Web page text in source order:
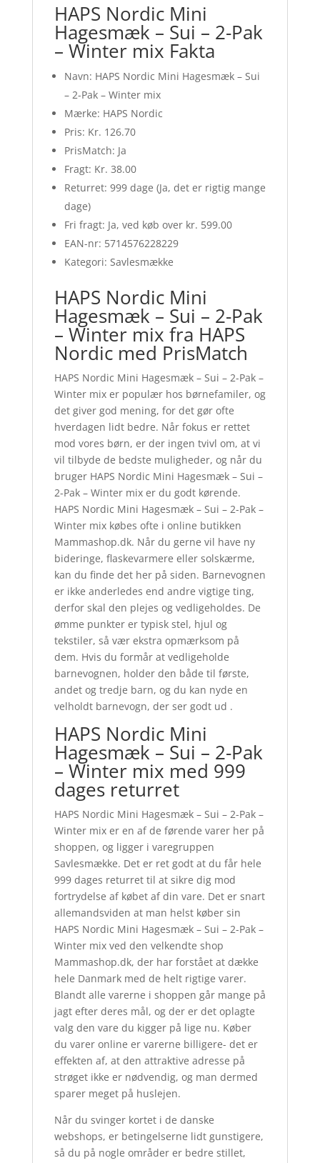
HAPS Nordic Mini
Hagesmæk – Sui – 2-Pak
– Winter mix Fakta
Navn: HAPS Nordic Mini Hagesmæk – Sui
– 2-Pak – Winter mix
Mærke: HAPS Nordic
Pris: Kr. 126.70
PrisMatch: Ja
Fragt: Kr. 38.00
Returret: 999 dage (Ja, det er rigtig mange
dage)
Fri fragt: Ja, ved køb over kr. 599.00
EAN-nr: 5714576228229
Kategori: Savlesmække
HAPS Nordic Mini
Hagesmæk – Sui – 2-Pak
– Winter mix fra HAPS
Nordic med PrisMatch
HAPS Nordic Mini Hagesmæk – Sui – 2-Pak –
Winter mix er populær hos børnefamiler, og
det giver god mening, for det gør ofte
hverdagen lidt bedre. Når fokus er rettet
mod vores børn, er der ingen tvivl om, at vi
vil tilbyde de bedste muligheder, og når du
bruger HAPS Nordic Mini Hagesmæk – Sui –
2-Pak – Winter mix er du godt kørende.
HAPS Nordic Mini Hagesmæk – Sui – 2-Pak –
Winter mix købes ofte i online butikken
Mammashop.dk. Når du gerne vil have ny
bideringe, flaskevarmere eller solskærme,
kan du finde det her på siden. Barnevognen
er ikke anderledes end andre vigtige ting,
derfor skal den plejes og vedligeholdes. De
ømme punkter er typisk stel, hjul og
tekstiler, så vær ekstra opmærksom på
dem. Hvis du formår at vedligeholde
barnevognen, holder den både til første,
andet og tredje barn, og du kan nyde en
velholdt barnevogn, der ser godt ud .
HAPS Nordic Mini
Hagesmæk – Sui – 2-Pak
– Winter mix med 999
dages returret
HAPS Nordic Mini Hagesmæk – Sui – 2-Pak –
Winter mix er en af de førende varer her på
shoppen, og ligger i varegruppen
Savlesmække. Det er ret godt at du får hele
999 dages returret til at sikre dig mod
fortrydelse af købet af din vare. Det er snart
allemandsviden at man helst køber sin
HAPS Nordic Mini Hagesmæk – Sui – 2-Pak –
Winter mix ved den velkendte shop
Mammashop.dk, der har forstået at dække
hele Danmark med de helt rigtige varer.
Blandt alle varerne i shoppen går mange på
jagt efter deres mål, og der er det oplagte
valg den vare du kigger på lige nu. Køber
du varer online er varerne billigere- det er
effekten af, at den attraktive adresse på
strøget ikke er nødvendig, og man dermed
sparer meget på huslejen.
Når du svinger kortet i de danske
webshops, er betingelserne lidt gunstigere,
så du på nogle områder er bedre stillet,